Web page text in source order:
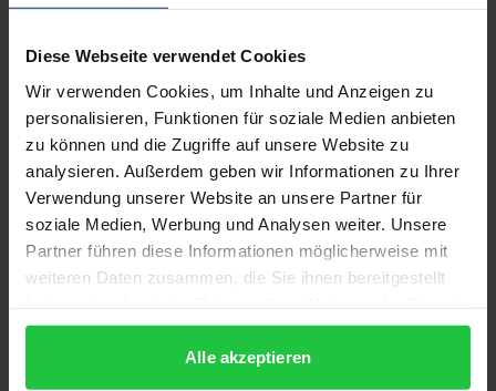
Diese Webseite verwendet Cookies
Wir verwenden Cookies, um Inhalte und Anzeigen zu
personalisieren, Funktionen für soziale Medien anbieten
zu können und die Zugriffe auf unsere Website zu
analysieren. Außerdem geben wir Informationen zu Ihrer
Verwendung unserer Website an unsere Partner für
soziale Medien, Werbung und Analysen weiter. Unsere
Partner führen diese Informationen möglicherweise mit
weiteren Daten zusammen, die Sie ihnen bereitgestellt
gesammelt haben.
Alle akzeptieren
jahrzehntelange freundschaftliche Beziehung bis zu
Bauchs Todesjahr 1975. Im Briefwechsel spiegelt
sich dieselbe Situation von Martin Heidegger und
Kurt Bauch als Professor und Lehrstuhlinhaber an
der Freiburger Universität mehrfach wider. Die
Briefe werfen nicht nur ein erhellendes Licht auf die
universitären Umstände, insbesondere bis zum
Ende des 2. Weltkriegs, sondern auch auf Kollegen
und eine Reihe von zum Teil gemeinsamen Schülern.
Situation als Professor, über ihre innere
Standortbestimmung und üben Kritik an geistigen